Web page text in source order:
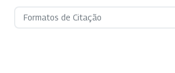
Formatos de Citação